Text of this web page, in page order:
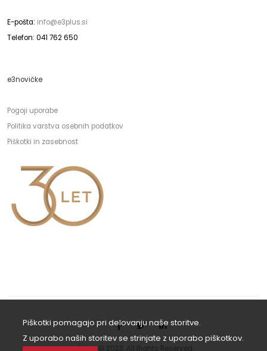
Piškotki pomagajo pri delovanju naše storitve.
Z uporabo naših storitev se strinjate z uporabo piškotkov.
E-pošta: info@e3plus.si
Telefon: 041 762 650
e3novičke
Pogoji uporabe
Politika varstva osebnih podatkov
Piškotki in zasebnost
e3plus © 2023. All Rights Reserved.